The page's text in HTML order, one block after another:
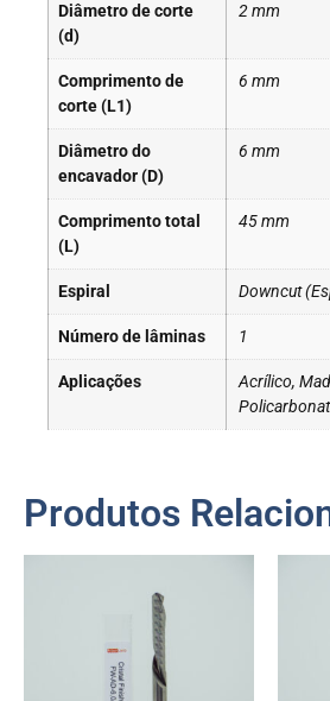
Diâmetro de corte
(d)
2 mm
Comprimento de
corte (L1)
6 mm
Diâmetro do
encavador (D)
6 mm
Comprimento total
(L)
45 mm
Espiral Downcut
Número de lâminas 1
Aplicações
Acrílico,
Produtos